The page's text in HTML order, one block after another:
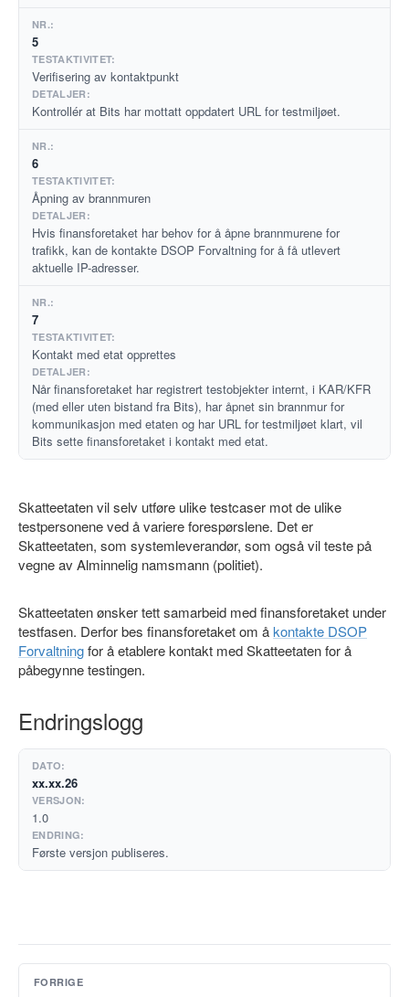
5
Verifisering av kontaktpunkt
Kontrollér at Bits har mottatt oppdatert URL for testmiljøet.
6
Åpning av brannmuren
Hvis finansforetaket har behov for å åpne brannmurene for
trafikk, kan de kontakte DSOP Forvaltning for å få utlevert
aktuelle IP-adresser.
7
Kontakt med etat opprettes
Når finansforetaket har registrert testobjekter internt, i KAR/KFR
(med eller uten bistand fra Bits), har åpnet sin brannmur for
kommunikasjon med etaten og har URL for testmiljøet klart, vil
Bits sette finansforetaket i kontakt med etat.
Skatteetaten vil selv utføre ulike testcaser mot de ulike
testpersonene ved å variere forespørslene. Det er
Skatteetaten, som systemleverandør, som også vil teste på
vegne av Alminnelig namsmann (politiet).
Skatteetaten ønsker tett samarbeid med finansforetaket under
testfasen. Derfor bes finansforetaket om åkontakte DSOP
Forvaltningfor å etablere kontakt med Skatteetaten for å
påbegynne testingen.
Endringslogg
xx.xx.26
1.0
Første versjon publiseres.
FORRIGE